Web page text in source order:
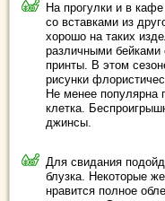
На прогулки и в
со вставками из
хорошо на таких
различными бейками
принты. В этом
рисунки
Не менее популярна
клетка.
джинсы.
Для свидания
блузка. Некоторые
нравится полное